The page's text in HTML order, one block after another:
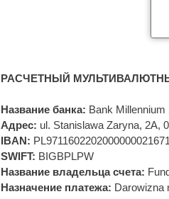
РАСЧЕТНЫЙ
Название банка: Bank Millennium
Адрес: ul. Stanislawa Zaryna, 2A,
IBAN:
SWIFT: BIGBPLPW
Название владельца счета:
Назначение платежа: Darowizna